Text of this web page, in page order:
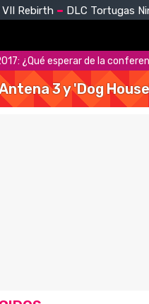
Rebirth DLC Tortugas
¿Qué esperar de la
3 y 'Dog